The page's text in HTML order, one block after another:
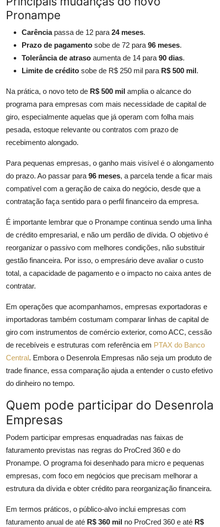
Pronampe
Carênciapassa de 12 para 24 meses.
Prazo de pagamento sobe de 72 para 96 meses.
Tolerância de atraso aumenta de 14 para 90 dias.
Limite de crédito sobe de R$ 250 mil para R$ 500 mil.
Na prática, o novo teto de R$ 500 mil amplia o alcance do
programa para empresas com mais necessidade de capital de
giro, especialmente aquelas que já operam com folha mais
pesada, estoque relevante ou contratos com prazo de
recebimento alongado.
Para pequenas empresas, o ganho mais visível é o alongamento
do prazo. Ao passar para 96 meses, a parcela tende a ficar mais
compatível com a geração de caixa do negócio, desde que a
contratação faça sentido para o perfil financeiro da empresa.
É importante lembrar que o Pronampe continua sendo uma linha
de crédito empresarial, e não um perdão de dívida. O objetivo é
reorganizar o passivo com melhores condições, não substituir
gestão financeira. Por isso, o empresário deve avaliar o custo
total, a capacidade de pagamento e o impacto no caixa antes de
contratar.
Em operações que acompanhamos, empresas exportadoras e
importadoras também costumam comparar linhas de capital de
giro com instrumentos de comércio exterior, como ACC, cessão
de recebíveis e estruturas com referência em PTAX do Banco
Central. Embora o Desenrola Empresas não seja um produto de
trade finance, essa comparação ajuda a entender o custo efetivo
do dinheiro no tempo.
Quem pode participar do Desenrola
Empresas
Podem participar empresas enquadradas nas faixas de
faturamento previstas nas regras do ProCred 360 e do
Pronampe. O programa foi desenhado para micro e pequenas
empresas, com foco em negócios que precisam melhorar a
estrutura da dívida e obter crédito para reorganização financeira.
Em termos práticos, o público-alvo inclui empresas com
faturamento anual de até R$ 360 mil no ProCred 360 e até R$